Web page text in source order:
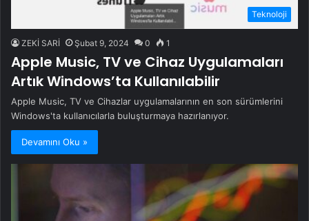
Teknoloji
ZEKİ SARİ Şubat 9, 2024 0 1
Apple Music, TV ve Cihaz Uygulamaları
Artık Windows’ta Kullanılabilir
Apple Music, TV ve Cihazlar uygulamalarının en son sürümlerini
Windows'ta kullanıcılarla buluşturmaya hazırlanıyor.
Devamını Oku »